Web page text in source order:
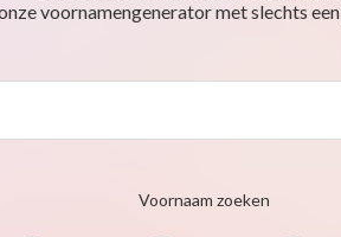
voornamengenerator met slechts
Voornaam zoeken